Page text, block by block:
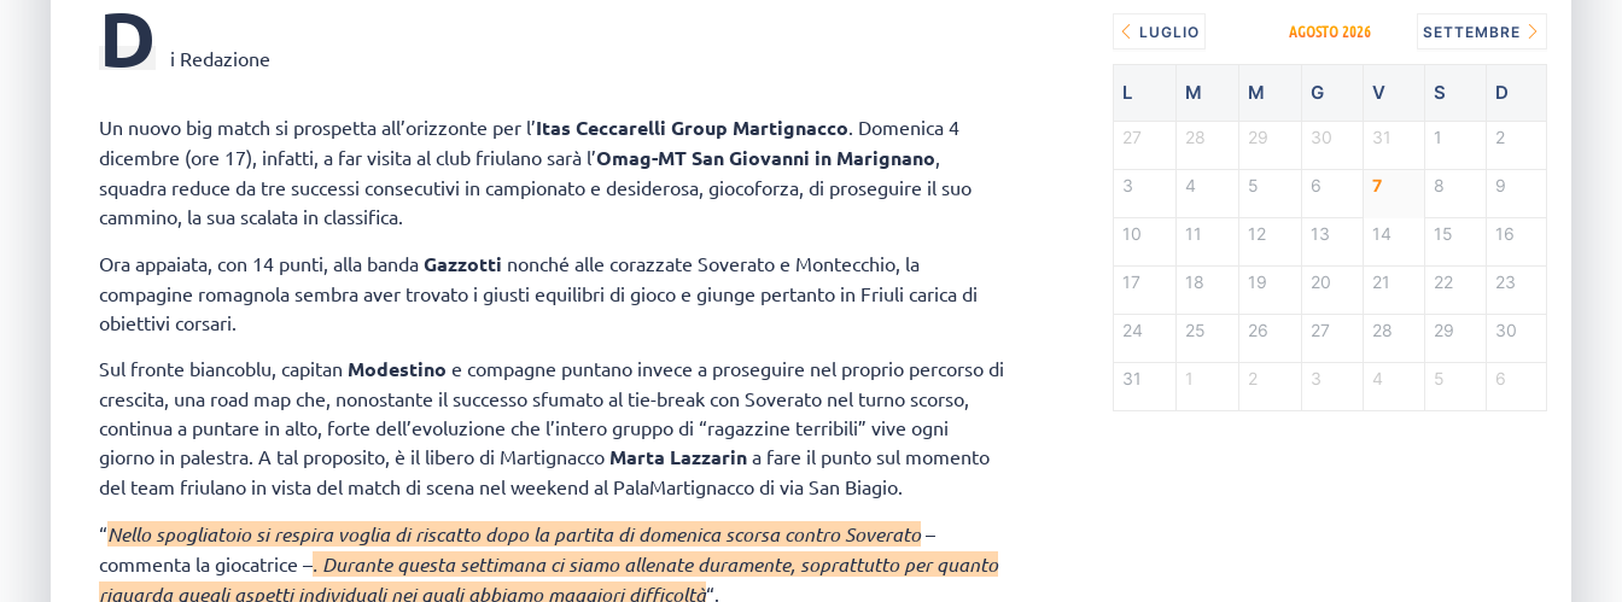
D i Redazione
Un nuovo big match si prospetta all’orizzonte per l’Itas Ceccarelli Group Martignacco. Domenica 4
dicembre (ore 17), infatti, a far visita al club friulano sarà l’Omag-MT San Giovanni in Marignano,
squadra reduce da tre successi consecutivi in campionato e desiderosa, giocoforza, di proseguire il suo
cammino, la sua scalata in classifica.
Ora appaiata, con 14 punti, alla banda Gazzotti nonché alle corazzate Soverato e Montecchio, la
compagine romagnola sembra aver trovato i giusti equilibri di gioco e giunge pertanto in Friuli carica di
obiettivi corsari.
Sul fronte biancoblu, capitan Modestino e compagne puntano invece a proseguire nel proprio percorso di
crescita, una road map che, nonostante il successo sfumato al tie-break con Soverato nel turno scorso,
continua a puntare in alto, forte dell’evoluzione che l’intero gruppo di “ragazzine terribili” vive ogni
giorno in palestra. A tal proposito, è il libero di Martignacco Marta Lazzarin a fare il punto sul momento
del team friulano in vista del match di scena nel weekend al PalaMartignacco di via San Biagio.
“Nello spogliatoio si respira voglia di riscatto dopo la partita di domenica scorsa contro Soverato–
commenta la giocatrice –. Durante questa settimana ci siamo allenate duramente, soprattutto per quanto
riguarda quegli aspetti individuali nei quali abbiamo maggiori difficoltà“.
LUGLIO AGOSTO 2026 SETTEMBRE
L M M G V S D
27 28 29 30 31 1 2
3 4 5 6 7 8 9
10 11 12 13 14 15 16
17 18 19 20 21 22 23
24 25 26 27 28 29 30
31 1 2 3 4 5 6